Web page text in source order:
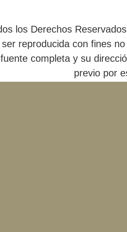
los Derechos
ser reproducida con fines
completa y su
previo por